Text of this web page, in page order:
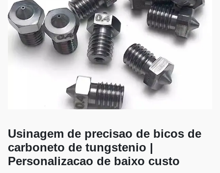
Usinagem de precisao de bicos de
carboneto de tungstenio |
Personalizacao de baixo custo